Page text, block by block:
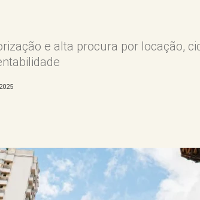
e alta procura por locação,